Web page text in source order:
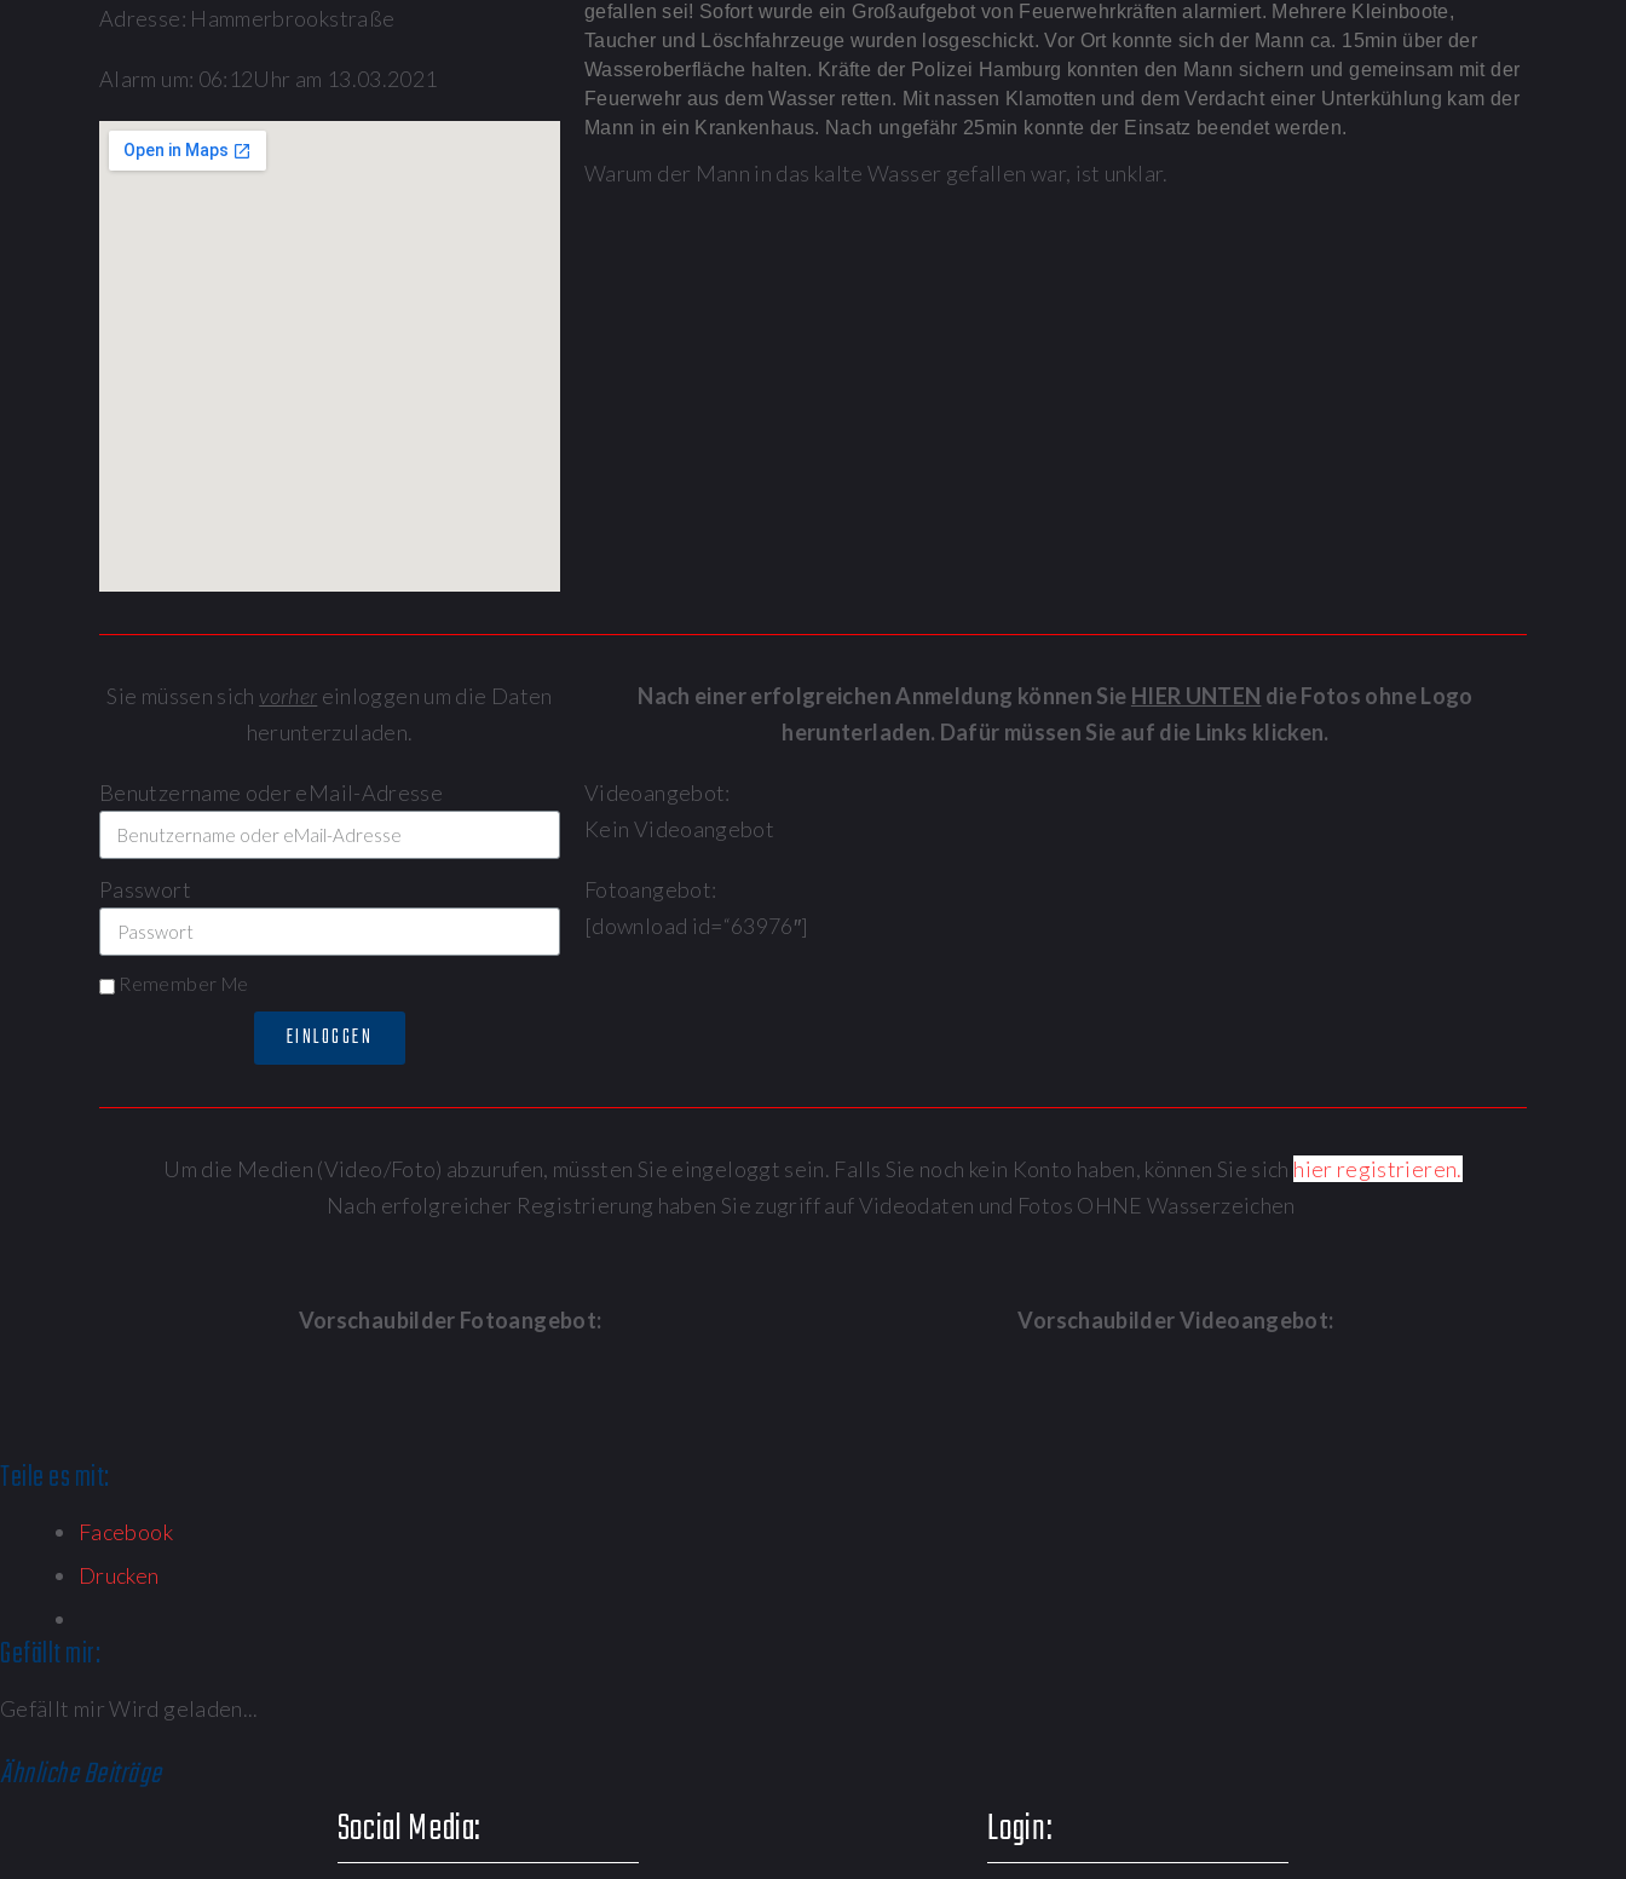
Adresse: Hammerbrookstraße
Alarm um: 06:12Uhr am 13.03.2021
gefallen sei! Sofort wurde ein Großaufgebot von Feuerwehrkräften alarmiert. Mehrere Kleinboote,
Taucher und Löschfahrzeuge wurden losgeschickt. Vor Ort konnte sich der Mann ca. 15min über der
Wasseroberfläche halten. Kräfte der Polizei Hamburg konnten den Mann sichern und gemeinsam mit der
Feuerwehr aus dem Wasser retten. Mit nassen Klamotten und dem Verdacht einer Unterkühlung kam der
Mann in ein Krankenhaus. Nach ungefähr 25min konnte der Einsatz beendet werden.
Warum der Mann in das kalte Wasser gefallen war, ist unklar.
Sie müssen sich vorher einloggen um die Daten
herunterzuladen.
Benutzername oder eMail-Adresse
Passwort
Remember Me
EINLOGGEN
Nach einer erfolgreichen Anmeldung können Sie HIER UNTEN die Fotos ohne Logo
herunterladen. Dafür müssen Sie auf die Links klicken.
Videoangebot:
Kein Videoangebot
Fotoangebot:
[download id=“63976″]
Um die Medien (Video/Foto) abzurufen, müssten Sie eingeloggt sein. Falls Sie noch kein Konto haben, können Sie sich hier registrieren.
Nach erfolgreicher Registrierung haben Sie zugriff auf Videodaten und Fotos OHNE Wasserzeichen
Vorschaubilder Fotoangebot: Vorschaubilder Videoangebot:
Teile es mit:
Facebook
Drucken
Gefällt mir:
Gefällt mirWird geladen...
Ähnliche Beiträge
Social Media: Login: